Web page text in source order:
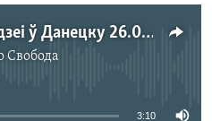
Зьміцер Галко пра падзеі ў Данецку 26.05.2014
Свобода
currently available
3:10